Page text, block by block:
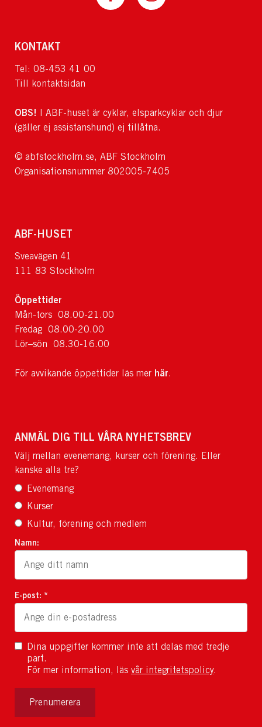
KONTAKT
Tel: 08-453 41 00
Till kontaktsidan
OBS! I ABF-huset är cyklar, elsparkcyklar och djur
(gäller ej assistanshund) ej tillåtna.
© abfstockholm.se, ABF Stockholm
Organisationsnummer 802005-7405
ABF-HUSET
Sveavägen 41
111 83 Stockholm
Öppettider
Mån-tors 08.00-21.00
Fredag 08.00-20.00
Lör–sön 08.30-16.00
För avvikande öppettider läs mer här.
ANMÄL DIG TILL VÅRA NYHETSBREV
Välj mellan evenemang, kurser och förening. Eller
kanske alla tre?
Evenemang
Kurser
Kultur, förening och medlem
Namn:
E-post: *
Dina uppgifter kommer inte att delas med tredje
part.
För mer information, läs vår integritetspolicy.
Prenumerera